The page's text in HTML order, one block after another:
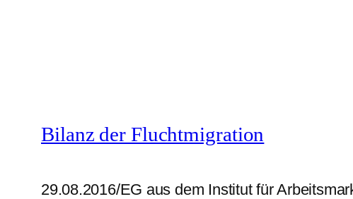
Bilanz der Fluchtmigration
29.08.2016/EG aus dem Institut für